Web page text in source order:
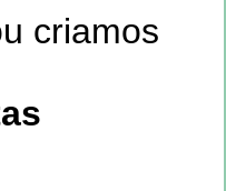
criamos